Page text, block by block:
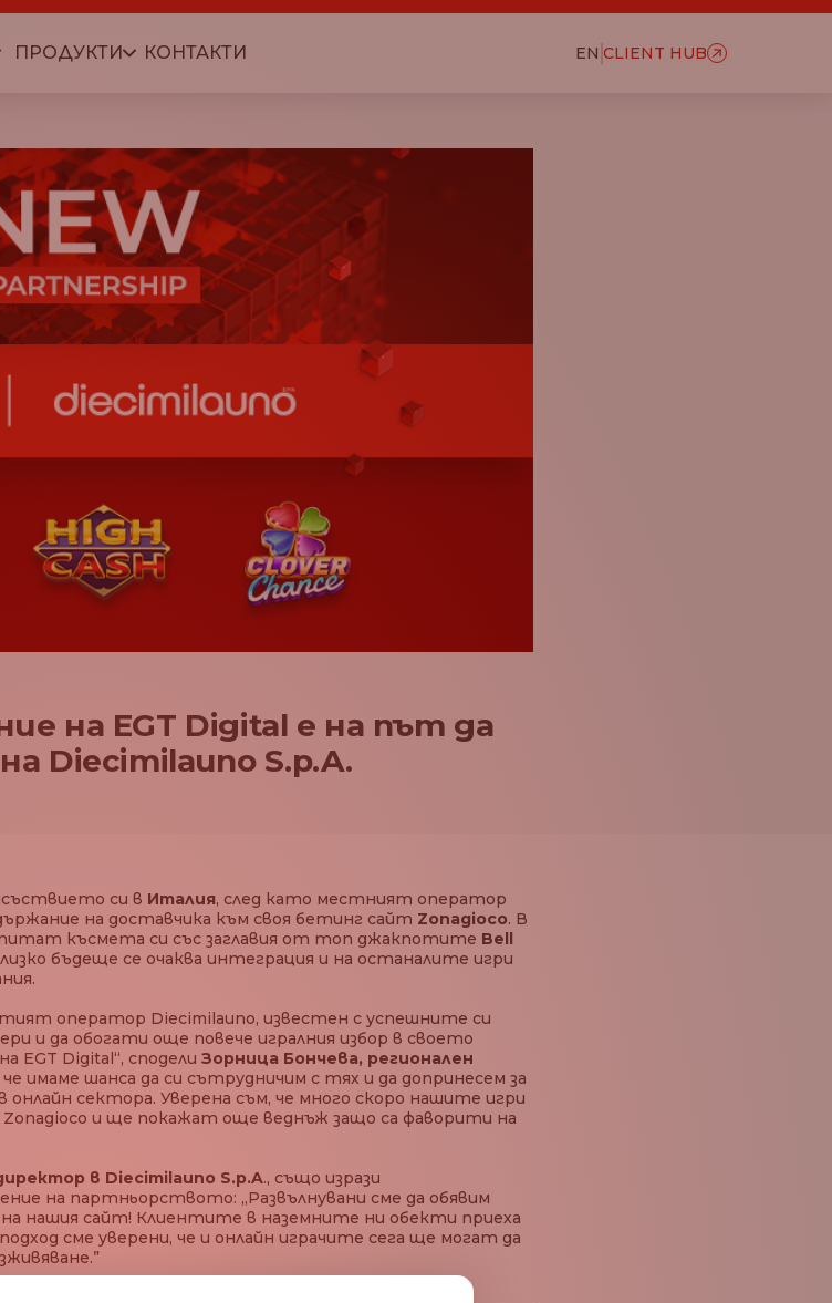
ПРОДУКТИ КОНТАКТИ EN CLIENT HUB
на EGT Digital е на път да
Diecimilauno S.p.A.
си в Италия, след като местният оператор
на доставчика към своя бетинг сайт Zonagioco. В
късмета си със заглавия от топ джакпотите Bell
бъдеще се очаква интеграция и на останалите игри
оператор Diecimilauno, известен с успешните си
и да обогати още повече игралния избор в своето
EGT Digital“, сподели Зорница Бончева, регионален
че имаме шанса да си сътрудничим с тях и да допринесем за
сектора. Уверена съм, че много скоро нашите игри
и ще покажат още веднъж защо са фаворити на
в Diecimilauno S.p.A., също изрази
на партньорството: „Развълнувани сме да обявим
на нашия сайт! Клиентите в наземните ни обекти приеха
сме уверени, че и онлайн играчите сега ще могат да